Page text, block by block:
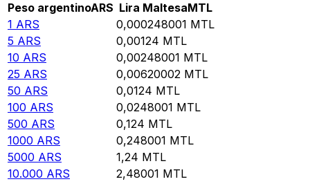
Peso argentinoARS Lira MaltesaMTL
1 ARS 0,000248001 MTL
5 ARS 0,00124 MTL
10 ARS 0,00248001 MTL
25 ARS 0,00620002 MTL
50 ARS 0,0124 MTL
100 ARS 0,0248001 MTL
500 ARS 0,124 MTL
1000 ARS 0,248001 MTL
5000 ARS 1,24 MTL
10.000 ARS 2,48001 MTL